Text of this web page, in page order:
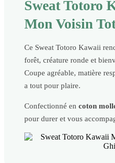
Sweat Totoro
Mon Voisin
Ce Sweat Totoro Kawaii
forêt, créature ronde et
Coupe agréable, matière
a tout pour plaire.
Confectionné en coton
pour durer et vous